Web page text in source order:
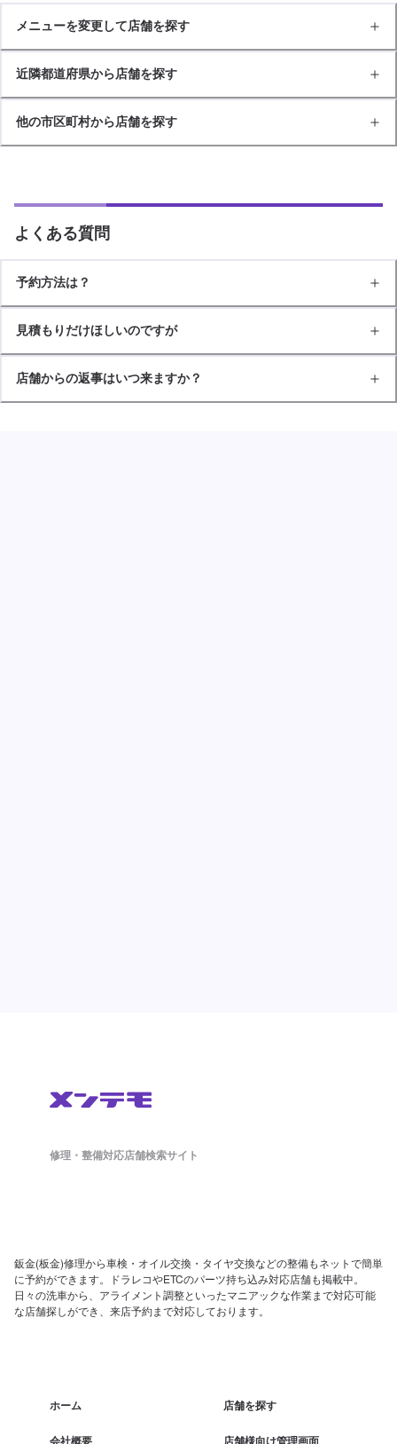
メニューを変更して店舗を探す
近隣都道府県から店舗を探す
他の市区町村から店舗を探す
よくある質問
予約方法は？
見積もりだけほしいのですが
店舗からの返事はいつ来ますか？
修理・整備対応店舗検索サイト
鈑金(板金)修理から車検・オイル交換・タイヤ交換などの整備もネットで簡単
に予約ができます。ドラレコやETCのパーツ持ち込み対応店舗も掲載中。
日々の洗車から、アライメント調整といったマニアックな作業まで対応可能
な店舗探しができ、来店予約まで対応しております。
ホーム 店舗を探す
会社概要 店舗様向け管理画面